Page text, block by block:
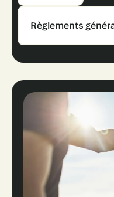
Règlements